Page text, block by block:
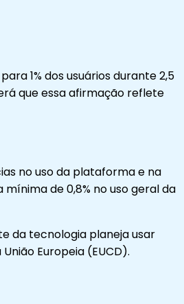
1% dos usuários durante 2,5
que essa afirmação reflete
no uso da plataforma e na
de 0,8% no uso geral da
da tecnologia planeja usar
Europeia (EUCD).